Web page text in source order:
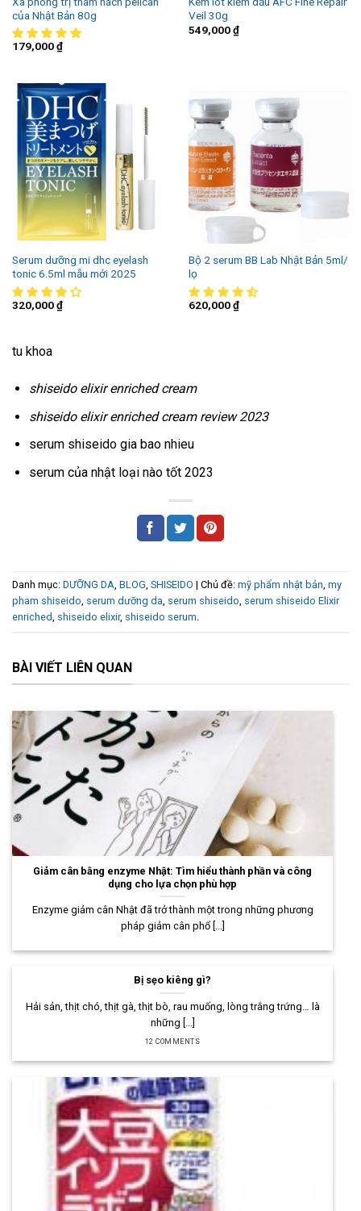
của Nhật Bản 80g
179,000₫
Veil 30g
549,000₫
Serum dưỡng mi dhc eyelash
tonic 6.5ml mẫu mới 2025
320,000₫
Bộ 2 serum BB Lab Nhật Bản 5ml/
lọ
620,000₫
tu khoa
shiseido elixir enriched cream
shiseido elixir enriched cream review 2023
serum shiseido gia bao nhieu
serum của nhật loại nào tốt 2023
Danh mục: DƯỠNG DA, BLOG, SHISEIDO | Chủ đề: mỹ phẩm nhật bản, my
pham shiseido, serum dưỡng da, serum shiseido, serum shiseido Elixir
enriched, shiseido elixir, shiseido serum.
BÀI VIẾT LIÊN QUAN
Giảm cân bằng enzyme Nhật: Tìm hiểu thành phần và công
dụng cho lựa chọn phù hợp
Enzyme giảm cân Nhật đã trở thành một trong những phương
pháp giảm cân phổ [...]
Bị sẹo kiêng gì?
Hải sản, thịt chó, thịt gà, thịt bò, rau muống, lòng trắng trứng… là
những [...]
12 COMMENTS